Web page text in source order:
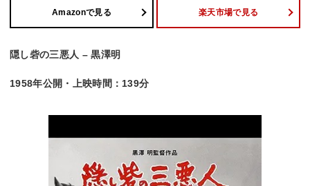
Amazonで見る 楽天市場で見る
隠し砦の三悪人 – 黒澤明
1958年公開・上映時間：139分